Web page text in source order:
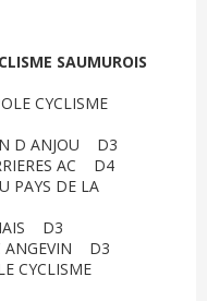
SAUMUROIS
CYCLISME
D ANJOU D3
AC D4
DE LA
D3
D3